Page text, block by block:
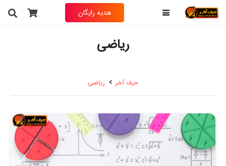
هدیه رایگان
ریاضی
حرف آخر ریاضی